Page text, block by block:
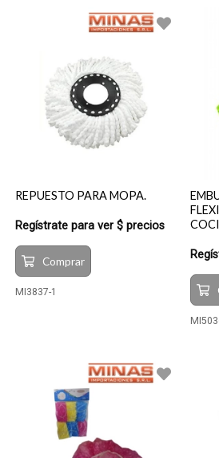
REPUESTO PARA MOPA.
Regístrate para ver $ precios
Comprar
MI3837-1